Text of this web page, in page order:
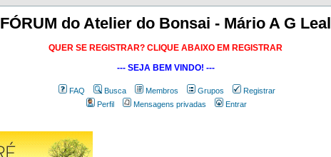
FÓRUM do Atelier do Bonsai - Mário A G Leal
QUER SE REGISTRAR? CLIQUE ABAIXO EM REGISTRAR
--- SEJA BEM VINDO! ---
FAQ Busca Membros Grupos
Registrar
Perfil
Mensagens privadas Entrar